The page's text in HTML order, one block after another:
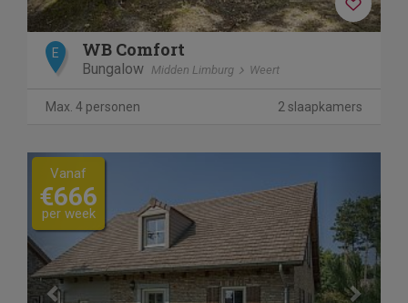
E WB Comfort
Bungalow Midden Limburg Weert
Max. 4 personen 2 slaapkamers
Previous
Vanaf
€666
per week